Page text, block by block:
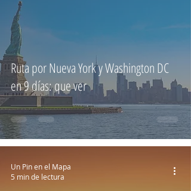
Ruta por Nueva York y Washington DC
en 9 días: que ver
Un Pin en el Mapa
5 min de lectura